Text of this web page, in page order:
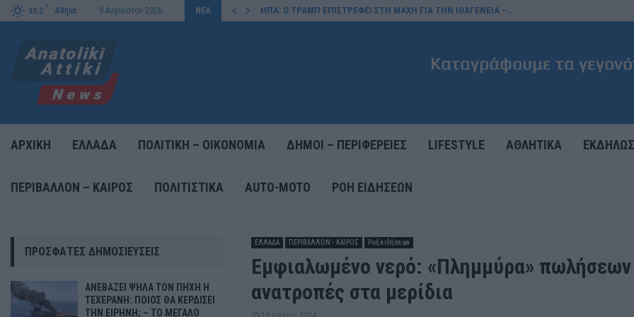
33.2
C
Αθήνα 9 Αυγούστου 2026 ΝΕΑ
ΤΗΝ… ΗΠΑ: Ο ΤΡΑΜΠ ΕΠΙΣΤΡΕΦΕΙ ΣΤΗ ΜΑΧΗ ΓΙΑ ΤΗΝ ΙΘΑΓΕΝΕΙΑ –…
ΑΡΧΙΚΗ ΕΛΛΑΔΑ ΠΟΛΙΤΙΚΗ – ΟΙΚΟΝΟΜΙΑ ΔΗΜΟΙ – ΠΕΡΙΦΕΡΕΙΕΣ LIFESTYLE ΑΘΛΗΤΙΚΑ
ΠΕΡΙΒΑΛΛΟΝ – ΚΑΙΡΟΣ ΠΟΛΙΤΙΣΤΙΚΑ AUTO-MOTO ΡΟΉ ΕΙΔΉΣΕΩΝ
ΕΛΛΑΔΑ ΠΕΡΙΒΑΛΛΟΝ - ΚΑΙΡΟΣ Ροή ειδήσεων
Εμφιαλωμένο νερό: «Πλημμύρα» πωλήσεων
ανατροπές στα μερίδια
ΠΡΌΣΦΑΤΕΣ ΔΗΜΟΣΙΕΎΣΕΙΣ
ΑΝΕΒΑΖΕΙ ΨΗΛΑ ΤΟΝ ΠΗΧΗ Η
ΤΕΧΕΡΑΝΗ: ΠΟΙΟΣ ΘΑ ΚΕΡΔΙΣΕΙ
ΤΗΝ ΕΙΡΗΝΗ; – ΤΟ ΜΕΓΑΛΟ